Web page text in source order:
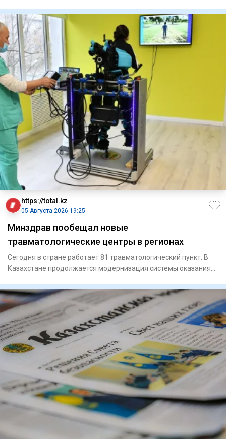
https://total.kz
05 Августа 2026 19:25
Минздрав пообещал новые
травматологические центры в регионах
Сегодня в стране работает 81 травматологический пункт. В
Казахстане продолжается модернизация системы оказания